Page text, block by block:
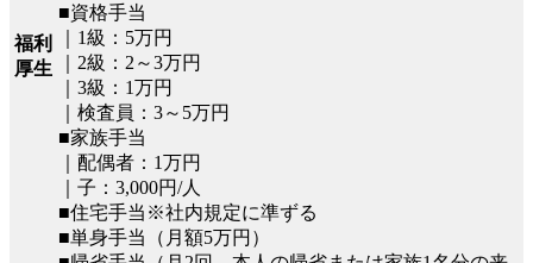
福利
厚生
■資格手当
｜1級：5万円
｜2級：2～3万円
｜3級：1万円
｜検査員：3～5万円
■家族手当
｜配偶者：1万円
｜子：3,000円/人
■住宅手当※社内規定に準ずる
■単身手当（月額5万円）